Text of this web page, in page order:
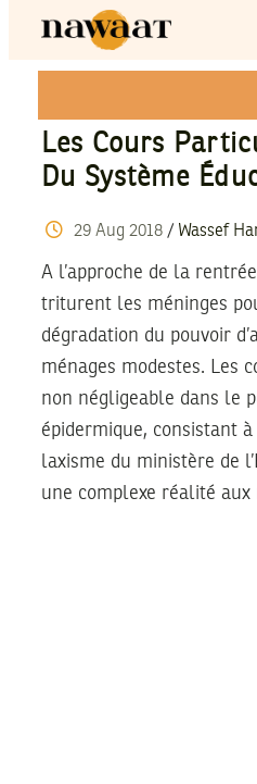
Les Cours
Du Système
29 Aug 2018/ Wassef
A l’approche de la
triturent les méninges
dégradation du pouvoir
ménages modestes. Les
non négligeable dans le
épidermique, consistant
laxisme du ministère de
une complexe réalité